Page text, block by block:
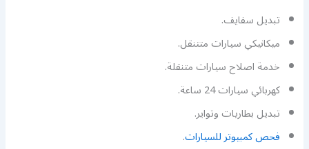
تبديل سفايف.
ميكانيكي سيارات متتنقل.
خدمة اصلاح سيارات متنقلة.
كهربائي سيارات 24 ساعة.
تبديل بطاريات وتواير.
فحص كمبيوتر للسيارات.